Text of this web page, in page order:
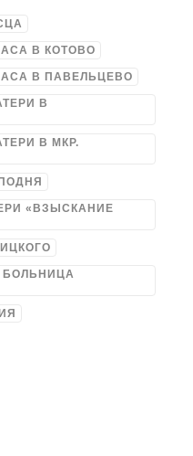
В КОТОВО
В ПАВЕЛЬЦЕВО
В
В МКР.
«ВЗЫСКАНИЕ
БОЛЬНИЦА